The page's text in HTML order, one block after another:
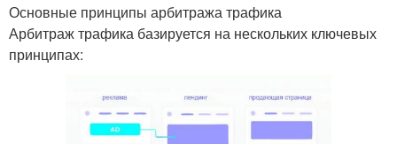
Основные принципы арбитража трафика
Арбитраж трафика базируется на нескольких ключевых
принципах: